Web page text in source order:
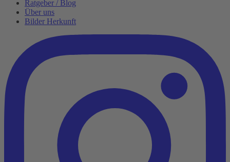
Ratgeber / Blog
Über uns
Bilder Herkunft